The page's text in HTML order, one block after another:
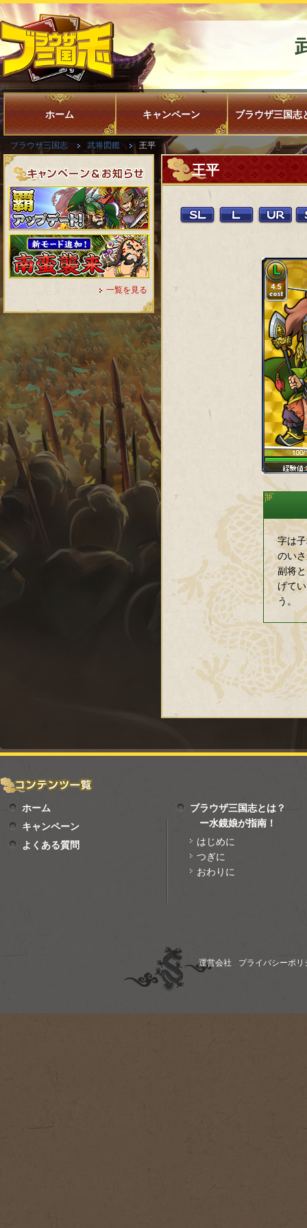
ホーム キャンペーン ブラウザ三国志
ブラウザ三国志 武将図鑑 王平
一覧を見る
王平
字は
のい
副将
げて
う。
ホーム
キャンペーン
よくある質問
ブラウザ三国志とは？
ー水鏡娘が指南！
はじめに
つぎに
おわりに
運営会社 プライバシーポリ